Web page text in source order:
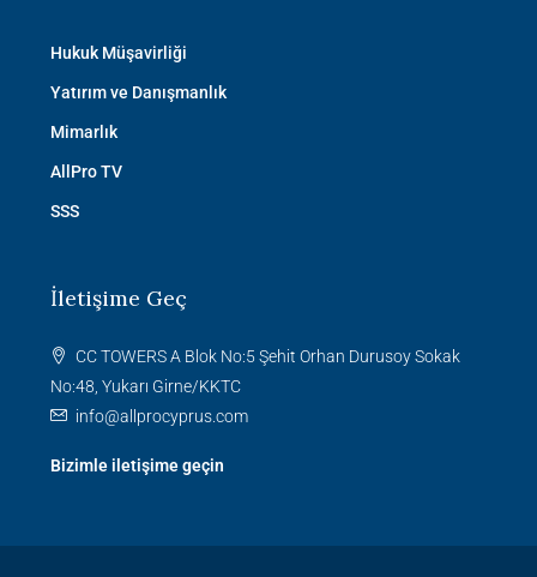
Hukuk Müşavirliği
Yatırım ve Danışmanlık
Mimarlık
AllPro TV
SSS
İletişime Geç
CC TOWERS A Blok No:5 Şehit Orhan Durusoy Sokak
No:48, Yukarı Girne/KKTC
info@allprocyprus.com
Bizimle iletişime geçin